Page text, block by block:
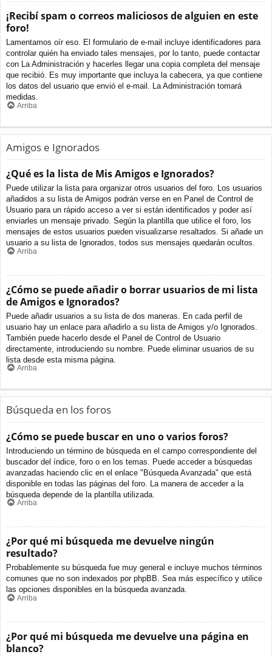
¡Recibí spam o correos maliciosos de alguien en este
foro!
Lamentamos oír eso. El formulario de e-mail incluye identificadores para
controlar quién ha enviado tales mensajes, por lo tanto, puede contactar
con La Administración y hacerles llegar una copia completa del mensaje
que recibió. Es muy importante que incluya la cabecera, ya que contiene
los datos del usuario que envió el e-mail. La Administración tomará
medidas.
Arriba
Amigos e Ignorados
¿Qué es la lista de Mis Amigos e Ignorados?
Puede utilizar la lista para organizar otros usuarios del foro. Los usuarios
añadidos a su lista de Amigos podrán verse en en Panel de Control de
Usuario para un rápido acceso a ver si están identificados y poder así
enviarles un mensaje privado. Según la plantilla que utilice el foro, los
mensajes de estos usuarios pueden visualizarse resaltados. Si añade un
usuario a su lista de Ignorados, todos sus mensajes quedarán ocultos.
Arriba
¿Cómo se puede añadir o borrar usuarios de mi lista
de Amigos e Ignorados?
Puede añadir usuarios a su lista de dos maneras. En cada perfil de
usuario hay un enlace para añadirlo a su lista de Amigos y/o Ignorados.
También puede hacerlo desde el Panel de Control de Usuario
directamente, introduciendo su nombre. Puede eliminar usuarios de su
lista desde esta misma página.
Arriba
Búsqueda en los foros
¿Cómo se puede buscar en uno o varios foros?
Introduciendo un término de búsqueda en el campo correspondiente del
buscador del índice, foro o en los temas. Puede acceder a búsquedas
avanzadas haciendo clic en el enlace "Búsqueda Avanzada" que está
disponible en todas las páginas del foro. La manera de acceder a la
búsqueda depende de la plantilla utilizada.
Arriba
¿Por qué mi búsqueda me devuelve ningún
resultado?
Probablemente su búsqueda fue muy general e incluye muchos términos
comunes que no son indexados por phpBB. Sea más específico y utilice
las opciones disponibles en la búsqueda avanzada.
Arriba
¿Por qué mi búsqueda me devuelve una página en
blanco?